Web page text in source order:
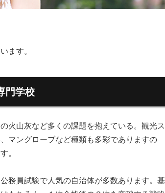
ます。
門学校
火山灰など多くの課題を抱えている。観光ス
マングローブなど種類も多彩でありますの
。
務員試験で人気の自治体が多数あります。基